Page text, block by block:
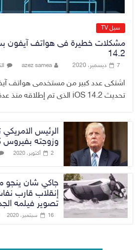
سيل TV
14.2
7 ديسمبر، 2020 azez samea
اشتكى عدد كبير من مستخدمى هواتف
تحديث iOS 14.2 الذى تم إطلاقه منذ عدة أيام، بأن
الرئيس
وزوجته بفيروس
2 أكتوبر، 2020
جاكي شان ينجو
إنقلاب قارب
تصوير فيلمه
16 سبتمبر، 2020